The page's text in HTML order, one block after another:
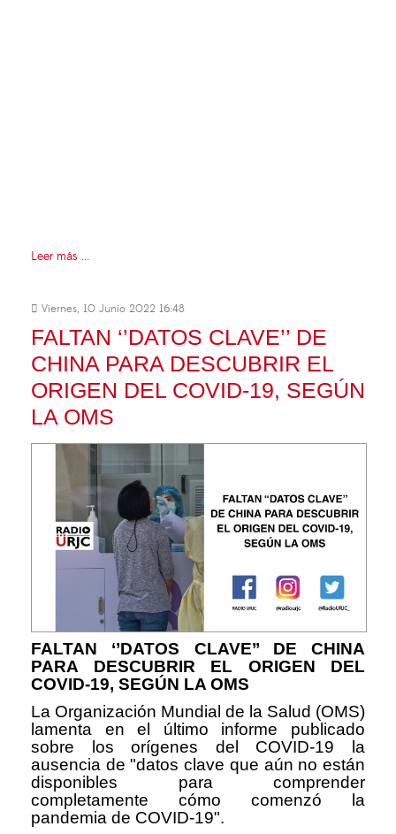
Leer más ...
Viernes, 10 Junio 2022 16:48
FALTAN ‘’DATOS CLAVE’’ DE
CHINA PARA DESCUBRIR EL
ORIGEN DEL COVID-19, SEGÚN
LA OMS
FALTAN ‘’DATOS CLAVE’’ DE CHINA
PARA DESCUBRIR EL ORIGEN DEL
COVID-19, SEGÚN LA OMS
La Organización Mundial de la Salud (OMS)
lamenta en el último informe publicado
sobre los orígenes del COVID-19 la
ausencia de "datos clave que aún no están
disponibles para comprender
completamente cómo comenzó la
pandemia de COVID-19".